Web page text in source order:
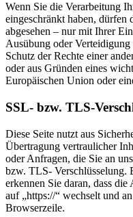
Wenn Sie die Verarbeitung
eingeschränkt haben, dürfen
abgesehen – nur mit Ihrer
Ausübung oder
Schutz der Rechte einer
oder aus Gründen eines
Europäischen Union oder
SSL- bzw. TLS-
Diese Seite nutzt aus
Übertragung vertraulicher
oder Anfragen, die Sie an
bzw. TLS- Verschlüsselung.
erkennen Sie daran, dass
auf „https://“ wechselt und
Browserzeile.